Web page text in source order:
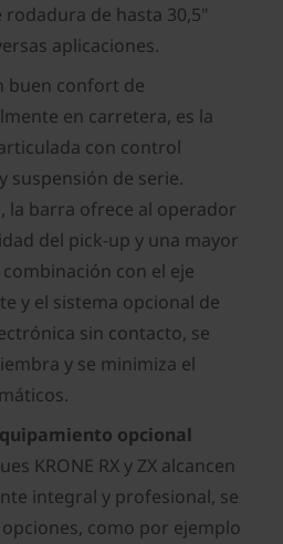
de hasta 30,5"
aplicaciones.
buen confort de
en carretera, es la
con control
suspensión de serie.
la barra ofrece al operador
del pick-up y una mayor
con el eje
y el sistema opcional de
sin contacto, se
y se minimiza el
opcional
KRONE RX y ZX alcancen
integral y profesional, se
como por ejemplo